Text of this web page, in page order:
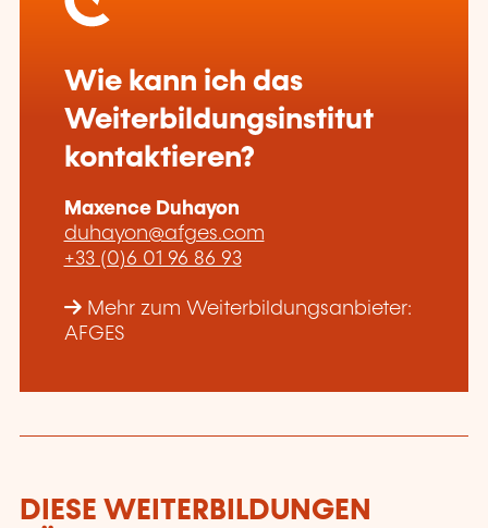
Wie kann ich das
Weiterbildungsinstitut
kontaktieren?
Maxence Duhayon
duhayon@afges.com
+33 (0)6 01 96 86 93
Mehr zum Weiterbildungsanbieter:
AFGES
DIESE WEITERBILDUNGEN